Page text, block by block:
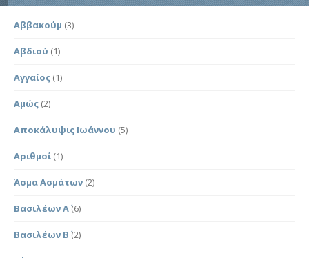
Αββακούμ (3)
Αβδιού (1)
Αγγαίος (1)
Αμώς (2)
Αποκάλυψις Ιωάννου (5)
Αριθμοί (1)
Άσμα Ασμάτων (2)
Βασιλέων Α΄(6)
Βασιλέων Β΄ (2)